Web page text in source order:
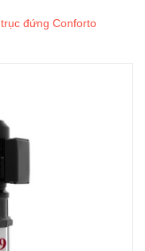
đứng Conforto